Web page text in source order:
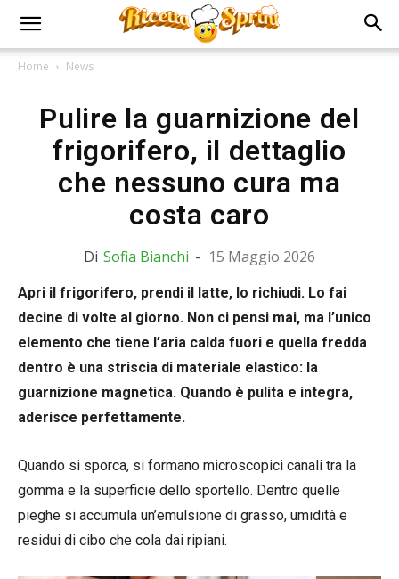
Home News
Pulire la guarnizione del
frigorifero, il dettaglio
che nessuno cura ma
costa caro
Di Sofia Bianchi - 15 Maggio 2026
Apri il frigorifero, prendi il latte, lo richiudi. Lo fai
decine di volte al giorno. Non ci pensi mai, ma l’unico
elemento che tiene l’aria calda fuori e quella fredda
dentro è una striscia di materiale elastico: la
guarnizione magnetica. Quando è pulita e integra,
aderisce perfettamente.
Quando si sporca, si formano microscopici canali tra la
gomma e la superficie dello sportello. Dentro quelle
pieghe si accumula un’emulsione di grasso, umidità e
residui di cibo che cola dai ripiani.